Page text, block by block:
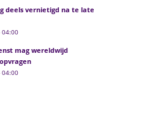
deels vernietigd na te late
04:00
mag wereldwijd
04:00